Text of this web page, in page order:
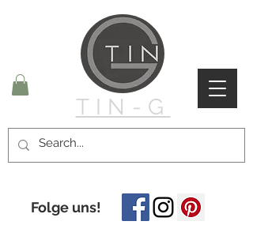
TIN-G
Folge uns!